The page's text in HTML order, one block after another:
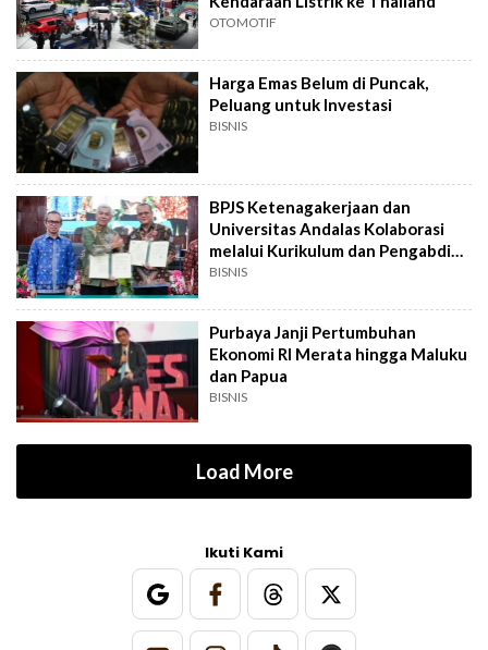
OTOMOTIF
Harga Emas Belum di Puncak,
Peluang untuk Investasi
BISNIS
BPJS Ketenagakerjaan dan
Universitas Andalas Kolaborasi
melalui Kurikulum dan Pengabdian
Masyarakat
BISNIS
Purbaya Janji Pertumbuhan
Ekonomi RI Merata hingga Maluku
dan Papua
BISNIS
Load More
Ikuti Kami